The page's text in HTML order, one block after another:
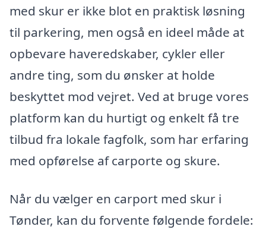
med skur er ikke blot en praktisk løsning
til parkering, men også en ideel måde at
opbevare haveredskaber, cykler eller
andre ting, som du ønsker at holde
beskyttet mod vejret. Ved at bruge vores
platform kan du hurtigt og enkelt få tre
tilbud fra lokale fagfolk, som har erfaring
med opførelse af carporte og skure.
Når du vælger en carport med skur i
Tønder, kan du forvente følgende fordele: